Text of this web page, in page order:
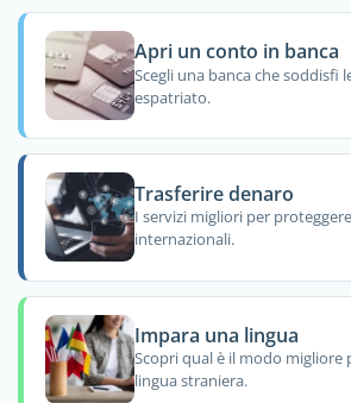
Apri un conto in banca
Scegli una banca che soddisfi
espatriato.
Trasferire denaro
I servizi migliori per
internazionali.
Impara una lingua
Scopri qual è il modo migliore
lingua straniera.